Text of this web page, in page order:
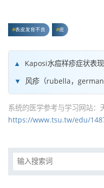
表皮发育不良 疣
Kaposi水痘样疹症状表现
风疹（rubella，
系统的医学参考与学习网站：
https://www.tsu.tw/edu/